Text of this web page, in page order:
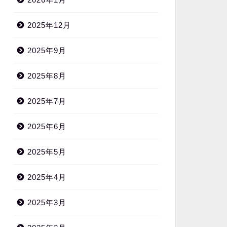
2025年12月
2025年9月
2025年8月
2025年7月
2025年6月
2025年5月
2025年4月
2025年3月